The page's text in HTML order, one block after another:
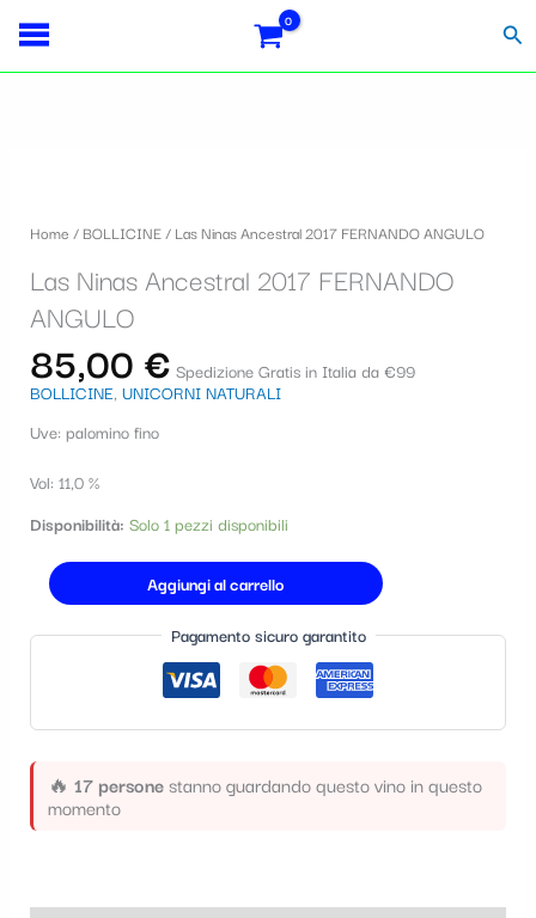
contenuto
Home / BOLLICINE/ Las Ninas Ancestral 2017 FERNANDO ANGULO
Las Ninas Ancestral 2017 FERNANDO
ANGULO
85,00 € Spedizione Gratis in Italia da €99
BOLLICINE, UNICORNI NATURALI
Uve: palomino fino
Vol: 11,0 %
Disponibilità: Solo 1 pezzi disponibili
2017
ANGULO
quantità
Aggiungi al carrello
Pagamento sicuro garantito
🔥 17 personestanno guardando questo vino in questo
momento
S
o
n
a
u
n
a
c
a
g
fiscale:
Carrello: